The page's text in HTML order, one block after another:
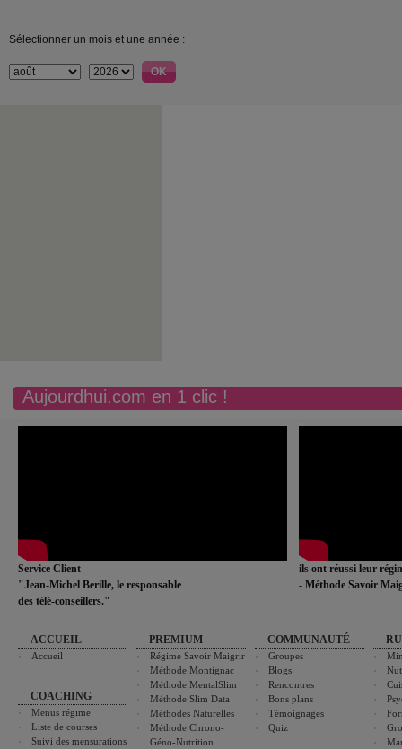
Sélectionner un mois et une année :
Aujourdhui.com en 1 clic !
Service Client
"Jean-Michel Berille, le responsable
des télé-conseillers."
ils ont réussi leur
- Méthode Savoir
ACCUEIL
Accueil
COACHING
Menus régime
Liste de courses
Suivi des mensurations
PREMIUM
Régime Savoir Maigrir
Méthode Montignac
Méthode MentalSlim
Méthode Slim Data
Méthodes Naturelles
Méthode Chrono-
Géno-Nutrition
COMMUNAUTÉ
Groupes
Blogs
Rencontres
Bons plans
Témoignages
Quiz